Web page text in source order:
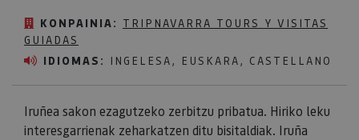
KONPAINIA: TRIPNAVARRA TOURS Y VISITAS
GUIADAS
IDIOMAS: INGELESA, EUSKARA, CASTELLANO
Iruñea sakon ezagutzeko zerbitzu pribatua. Hiriko leku
interesgarrienak zeharkatzen ditu bisitaldiak. Iruña